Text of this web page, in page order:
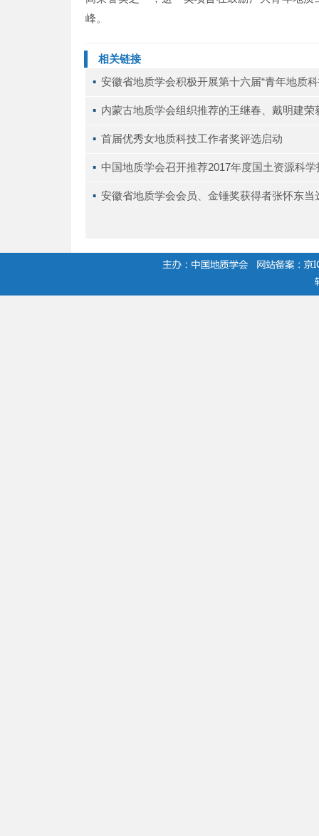
峰。
相关链接
▪ 安徽省地质学会积极开展第十六届“青年地质
▪ 内蒙古地质学会组织推荐的王继春、戴明建
▪ 首届优秀女地质科技工作者奖评选启动
▪ 中国地质学会召开推荐2017年度国土资源科
▪ 安徽省地质学会会员、金锤奖获得者张怀东当